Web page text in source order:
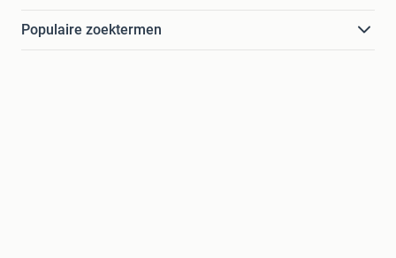
Populaire zoektermen